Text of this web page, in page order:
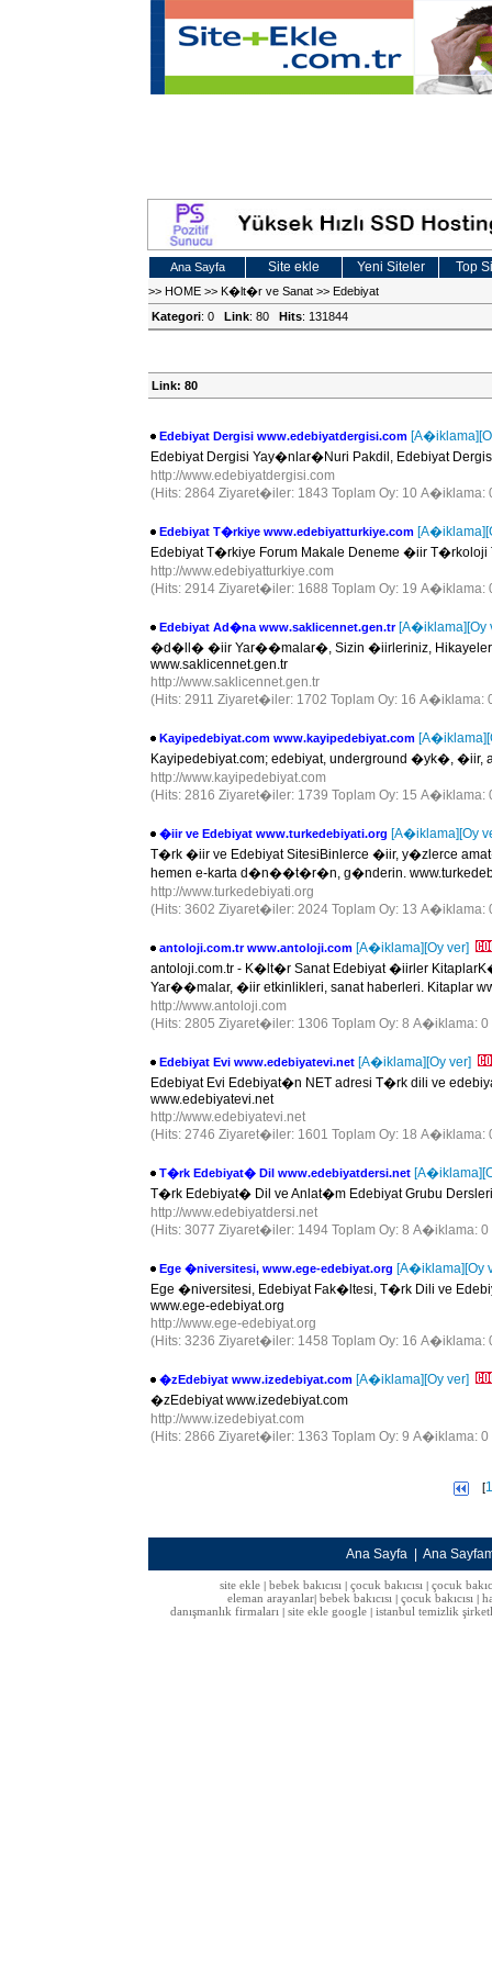
Ana Sayfa Site ekle Yeni Siteler Top
>> HOME >> K�lt�r ve Sanat >> Edebiyat
Kategori: 0 Link: 80 Hits: 131844
Link: 80
Edebiyat Dergisi www.edebiyatdergisi.com [A�iklama]
Edebiyat Dergisi Yay�nlar�Nuri Pakdil, Edebiyat
http://www.edebiyatdergisi.com
(Hits: 2864 Ziyaret�iler: 1843 Toplam Oy: 10 A�iklama:
Edebiyat T�rkiye www.edebiyatturkiye.com [A�iklama]
Edebiyat T�rkiye Forum Makale Deneme �iir T�rkoloji
http://www.edebiyatturkiye.com
(Hits: 2914 Ziyaret�iler: 1688 Toplam Oy: 19 A�iklama:
Edebiyat Ad�na www.saklicennet.gen.tr [A�iklama][Oy
�d�ll� �iir Yar��malar�, Sizin �iirleriniz,
www.saklicennet.gen.tr
http://www.saklicennet.gen.tr
(Hits: 2911 Ziyaret�iler: 1702 Toplam Oy: 16 A�iklama:
Kayipedebiyat.com www.kayipedebiyat.com [A�iklama]
Kayipedebiyat.com; edebiyat, underground �yk�, �iir,
http://www.kayipedebiyat.com
(Hits: 2816 Ziyaret�iler: 1739 Toplam Oy: 15 A�iklama:
�iir ve Edebiyat www.turkedebiyati.org [A�iklama][Oy
T�rk �iir ve Edebiyat SitesiBinlerce �iir, y�zlerce
hemen e-karta d�n��t�r�n, g�nderin.
http://www.turkedebiyati.org
(Hits: 3602 Ziyaret�iler: 2024 Toplam Oy: 13 A�iklama:
antoloji.com.tr www.antoloji.com [A�iklama][Oy ver]
antoloji.com.tr - K�lt�r Sanat Edebiyat �iirler
Yar��malar, �iir etkinlikleri, sanat haberleri. Kitaplar
http://www.antoloji.com
(Hits: 2805 Ziyaret�iler: 1306 Toplam Oy: 8 A�iklama:
Edebiyat Evi www.edebiyatevi.net [A�iklama][Oy ver]
Edebiyat Evi Edebiyat�n NET adresi T�rk dili ve
www.edebiyatevi.net
http://www.edebiyatevi.net
(Hits: 2746 Ziyaret�iler: 1601 Toplam Oy: 18 A�iklama:
T�rk Edebiyat� Dil www.edebiyatdersi.net [A�iklama]
T�rk Edebiyat� Dil ve Anlat�m Edebiyat Grubu
http://www.edebiyatdersi.net
(Hits: 3077 Ziyaret�iler: 1494 Toplam Oy: 8 A�iklama:
Ege �niversitesi, www.ege-edebiyat.org [A�iklama][Oy
Ege �niversitesi, Edebiyat Fak�ltesi, T�rk Dili ve
www.ege-edebiyat.org
http://www.ege-edebiyat.org
(Hits: 3236 Ziyaret�iler: 1458 Toplam Oy: 16 A�iklama:
�zEdebiyat www.izedebiyat.com [A�iklama][Oy ver]
�zEdebiyat www.izedebiyat.com
http://www.izedebiyat.com
(Hits: 2866 Ziyaret�iler: 1363 Toplam Oy: 9 A�iklama:
[1
Ana Sayfa Ana
site ekle| bebek bakıcısı| çocuk bakıcısı| çocuk
eleman arayanlar bebek bakıcısı çocuk bakıcısı
danışmanlık firmaları
site ekle google istanbul temizlik